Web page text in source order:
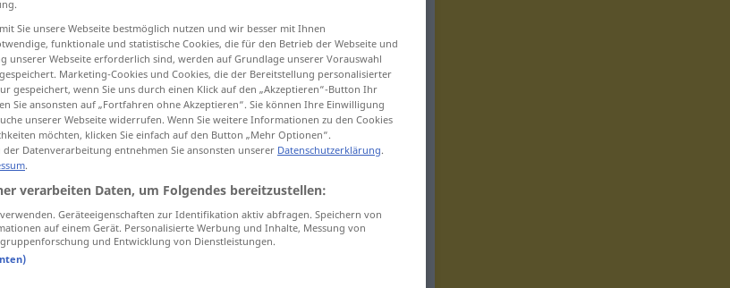
Verruf
Sie unsere Webseite bestmöglich nutzen und wir besser mit Ihnen
funktionale und statistische Cookies, die für den Betrieb der Webseite und
unserer Webseite erforderlich sind, werden auf Grundlage unserer Vorauswahl
Marketing-Cookies und Cookies, die der Bereitstellung personalisierter
gespeichert, wenn Sie uns durch einen Klick auf den „Akzeptieren“-Button Ihr
Sie ansonsten auf „Fortfahren ohne Akzeptieren“. Sie können Ihre Einwilligung
unserer Webseite widerrufen. Wenn Sie weitere Informationen zu den Cookies
möchten, klicken Sie einfach auf den Button „Mehr Optionen“.
der Datenverarbeitung entnehmen Sie ansonsten unserer Datenschutzerklärung.
.
verarbeiten Daten, um Folgendes bereitzustellen:
Geräteeigenschaften zur Identifikation aktiv abfragen. Speichern von
auf einem Gerät. Personalisierte Werbung und Inhalte, Messung von
und Entwicklung von Dienstleistungen.